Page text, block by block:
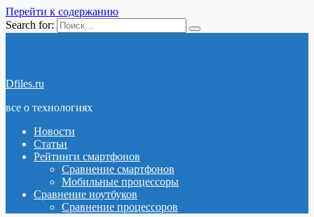
Перейти к содержанию
Search for:
Dfiles.ru
все о технологиях
Новости
Статьи
Рейтинги смартфонов
Сравнение смартфонов
Мобильные процессоры
Сравнение ноутбуков
Сравнение процессоров